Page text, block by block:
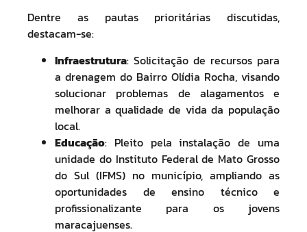
Dentre as pautas prioritárias discutidas,
destacam-se:
Infraestrutura: Solicitação de recursos para
a drenagem do Bairro Olídia Rocha, visando
solucionar problemas de alagamentos e
melhorar a qualidade de vida da população
local.
Educação: Pleito pela instalação de uma
unidade do Instituto Federal de Mato Grosso
do Sul (IFMS) no município, ampliando as
oportunidades de ensino técnico e
profissionalizante para os jovens
maracajuenses.